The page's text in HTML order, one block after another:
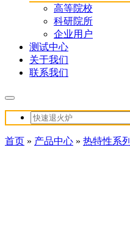
高等院校
科研院所
企业用户
测试中心
关于我们
联系我们
首页 » 产品中心 » 热特性系列